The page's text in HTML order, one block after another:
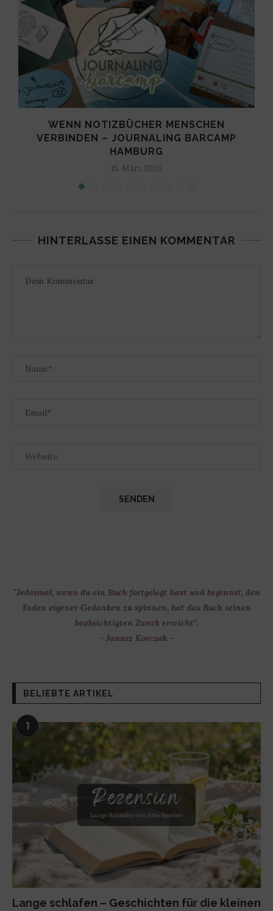
WENN NOTIZBÜCHER MENSCHEN
VERBINDEN – JOURNALING BARCAMP
HAMBURG
15. März 2026
HINTERLASSE EINEN KOMMENTAR
"Jedesmal, wenn du ein Buch fortgelegt hast und beginnst, den
Faden eigener Gedanken zu spinnen, hat das Buch seinen
beabsichtigten Zweck erreicht".
- Janusz Korczak –
BELIEBTE ARTIKEL
1
Lange schlafen – Geschichten für die kleinen